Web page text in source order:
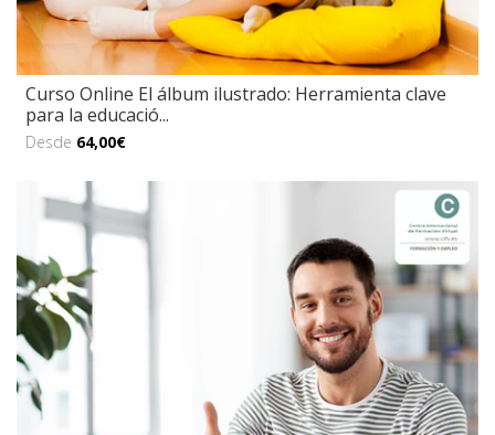
Curso Online El álbum ilustrado: Herramienta clave
para la educació...
Desde 64,00€